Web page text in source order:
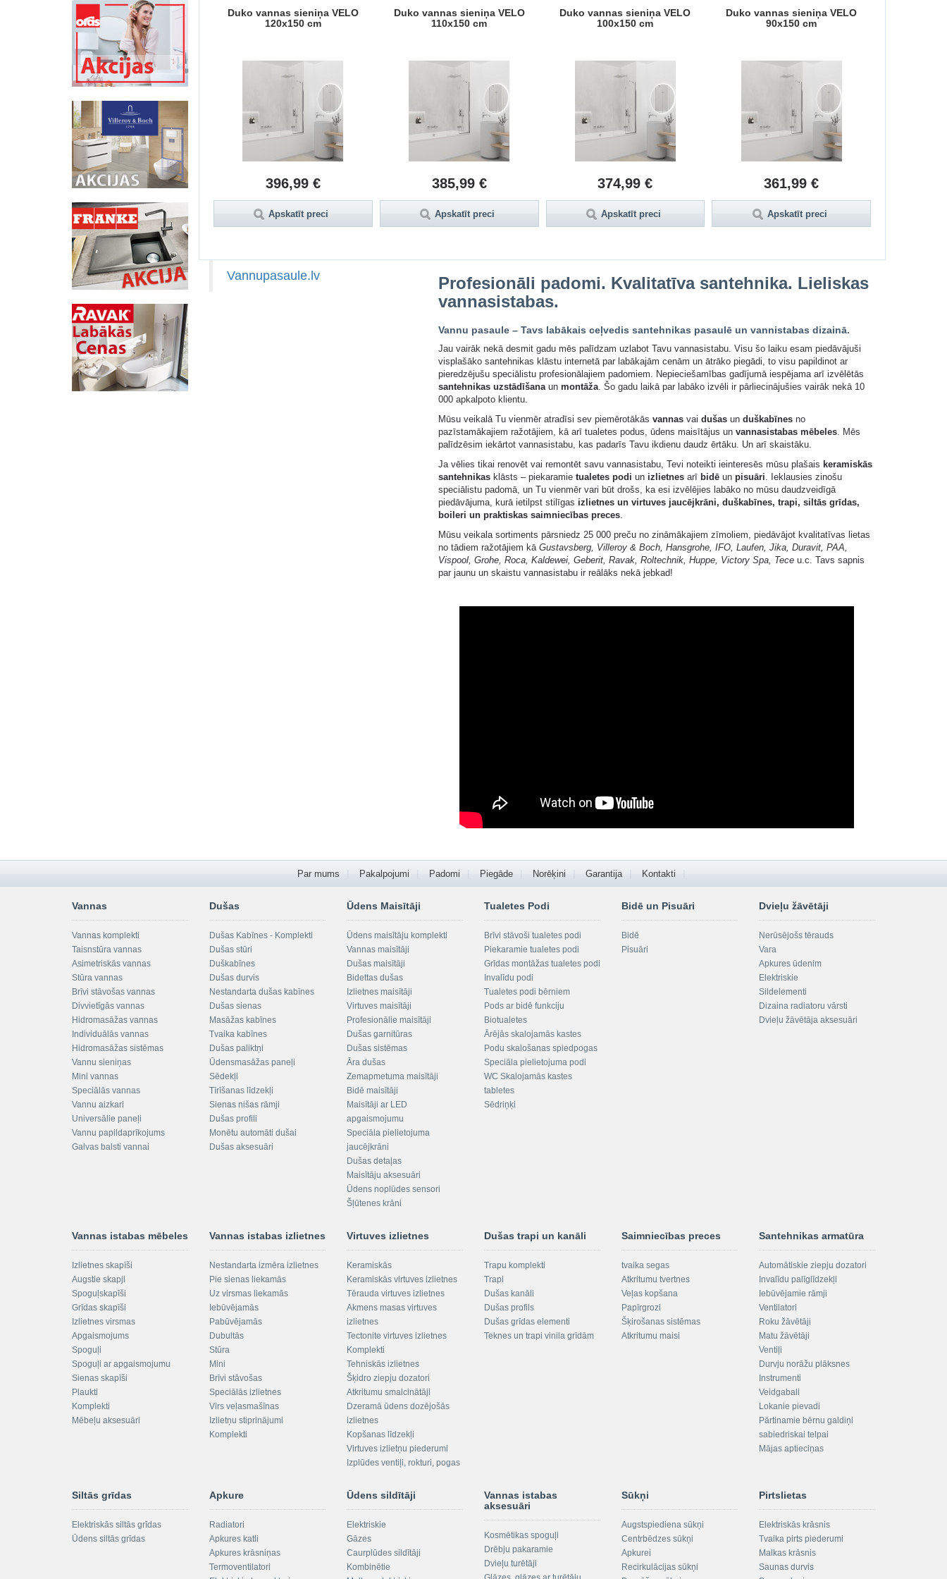
Duko vannas sieniņa CORA
130x150 cm
468,99 €
Apskatīt preci
Duko vannas sieniņa VELO
120x150 cm
396,99 €
Apskatīt preci
Duko vannas sieniņa VELO
110x150 cm
385,99 €
Apskatīt preci
Duko vannas sieniņa VELO
100x150 cm
374,99 €
Apskatīt preci
Duko vannas sieniņa VELO
90x150 cm
361,99 €
Apskatīt preci
Vannupasaule.lv
Profesionāli padomi. Kvalitatīva santehnika. Lieliskas
vannasistabas.
Vannu pasaule – Tavs labākais ceļvedis santehnikas pasaulē un vannistabas dizainā.
Jau vairāk nekā desmit gadu mēs palīdzam uzlabot Tavu vannasistabu. Visu šo laiku esam piedāvājuši
visplašāko santehnikas klāstu internetā par labākajām cenām un ātrāko piegādi, to visu papildinot ar
pieredzējušu speciālistu profesionālajiem padomiem. Nepieciešamības gadījumā iespējama arī izvēlētās
santehnikas uzstādīšanaun montāža. Šo gadu laikā par labāko izvēli ir pārliecinājušies vairāk nekā 10
000 apkalpoto klientu.
Mūsu veikalā Tu vienmēr atradīsi sev piemērotākās vannasvai dušasun duškabīnesno
pazīstamākajiem ražotājiem, kā arī tualetes podus, ūdens maisītājus un vannasistabas mēbeles. Mēs
palīdzēsim iekārtot vannasistabu, kas padarīs Tavu ikdienu daudz ērtāku. Un arī skaistāku.
Ja vēlies tikai renovēt vai remontēt savu vannasistabu, Tevi noteikti ieinteresēs mūsu plašais keramiskās
santehnikas klāsts – piekaramie tualetes podi un izlietnesarī bidēun pisuāri. Ieklausies zinošu
speciālistu padomā, un Tu vienmēr vari būt drošs, ka esi izvēlējies labāko no mūsu daudzveidīgā
piedāvājuma, kurā ietilpst stilīgas izlietnes un virtuves jaucējkrāni, duškabīnes, trapi, siltās grīdas,
boileri un praktiskas saimniecības preces.
Mūsu veikala sortiments pārsniedz 25 000 preču no zināmākajiem zīmoliem, piedāvājot kvalitatīvas lietas
no tādiem ražotājiem kā Gustavsberg, Villeroy & Boch, Hansgrohe, IFO, Laufen, Jika, Duravit, PAA,
Vispool, Grohe, Roca, Kaldewei, Geberit, Ravak, Roltechnik, Huppe, Victory Spa, Teceu.c. Tavs sapnis
par jaunu un skaistu vannasistabu ir reālāks nekā jebkad!
Par mums Pakalpojumi Padomi Piegāde Norēķini Garantija Kontakti
Vannas
Vannas komplekti
Taisnstūra vannas
Asimetriskās vannas
Stūra vannas
Brīvi stāvošas vannas
Divvietīgās vannas
Hidromasāžas vannas
Individuālās vannas
Hidromasāžas sistēmas
Vannu sieniņas
Mini vannas
Speciālās vannas
Vannu aizkari
Universālie paneļi
Vannu papildaprīkojums
Galvas balsti vannai
Dušas
Dušas Kabīnes - Komplekti
Dušas stūri
Duškabīnes
Dušas durvis
Nestandarta dušas kabīnes
Dušas sienas
Masāžas kabīnes
Tvaika kabīnes
Dušas paliktņi
Ūdensmasāžas paneļi
Sēdekļi
Tīrīšanas līdzekļi
Sienas nišas rāmji
Dušas profili
Monētu automāti dušai
Dušas aksesuāri
Ūdens Maisītāji
Ūdens maisītāju komplekti
Vannas maisītāji
Dušas maisītāji
Bidettas dušas
Izlietnes maisītāji
Virtuves maisītāji
Profesionālie maisītāji
Dušas garnitūras
Dušas sistēmas
Āra dušas
Zemapmetuma maisītāji
Bidē maisītāji
Maisītāji ar LED
apgaismojumu
Speciāla pielietojuma
jaucējkrāni
Dušas detaļas
Maisītāju aksesuāri
Ūdens noplūdes sensori
Šļūtenes krāni
Tualetes Podi
Brīvi stāvoši tualetes podi
Piekaramie tualetes podi
Grīdas montāžas tualetes podi
Invalīdu podi
Tualetes podi bērniem
Pods ar bidē funkciju
Biotualetes
Ārējās skalojamās kastes
Podu skalošanas spiedpogas
Speciāla pielietojuma podi
WC Skalojamās kastes
tabletes
Sēdriņķi
Bidē un Pisuāri
Bidē
Pisuāri
Dvieļu žāvētāji
Nerūsējošs tērauds
Vara
Apkures ūdenim
Elektriskie
Sildelementi
Dizaina radiatoru vārsti
Dvieļu žāvētāja aksesuāri
Vannas istabas mēbeles
Izlietnes skapīši
Augstie skapji
Spoguļskapīši
Grīdas skapīši
Izlietnes virsmas
Apgaismojums
Spoguļi
Spoguļi ar apgaismojumu
Sienas skapīši
Plaukti
Komplekti
Mēbeļu aksesuāri
Vannas istabas izlietnes
Nestandarta izmēra izlietnes
Pie sienas liekamās
Uz virsmas liekamās
Iebūvējamās
Pabūvējamās
Dubultās
Stūra
Mini
Brīvi stāvošas
Speciālās izlietnes
Virs veļasmašīnas
Izlietņu stiprinājumi
Komplekti
Virtuves izlietnes
Keramiskās
Keramiskās virtuves izlietnes
Tērauda virtuves izlietnes
Akmens masas virtuves
izlietnes
Tectonite virtuves izlietnes
Komplekti
Tehniskās izlietnes
Šķidro ziepju dozatori
Atkritumu smalcinātāji
Dzeramā ūdens dozējošās
izlietnes
Kopšanas līdzekļi
Virtuves izlietņu piederumi
Izplūdes ventiļi, rokturi, pogas
Dušas trapi un kanāli
Trapu komplekti
Trapi
Dušas kanāli
Dušas profils
Dušas grīdas elementi
Teknes un trapi vinila grīdām
Saimniecības preces
tvaika segas
Atkritumu tvertnes
Veļas kopšana
Papīrgrozi
Šķirošanas sistēmas
Atkritumu maisi
Santehnikas armatūra
Automātiskie ziepju dozatori
Invalīdu palīglīdzekļi
Iebūvējamie rāmji
Ventilatori
Roku žāvētāji
Matu žāvētāji
Ventiļi
Durvju norāžu plāksnes
Instrumenti
Veidgabali
Lokanie pievadi
Pārtinamie bērnu galdiņi
sabiedriskai telpai
Mājas aptieciņas
Siltās grīdas
Elektriskās siltās grīdas
Ūdens siltās grīdas
Apkure
Radiatori
Apkures katli
Apkures krāsniņas
Termoventilatori
Ūdens sildītāji
Elektriskie
Gāzes
Caurplūdes sildītāji
Kombinētie
Vannas istabas
aksesuāri
Kosmētikas spoguļi
Drēbju pakaramie
Dvieļu turētāji
Sūkņi
Augstspiediena sūkņi
Centrbēdzes sūkņi
Apkurei
Recirkulācijas sūkņi
Pirtslietas
Elektriskās krāsnis
Tvaika pirts piederumi
Malkas krāsnis
Saunas durvis